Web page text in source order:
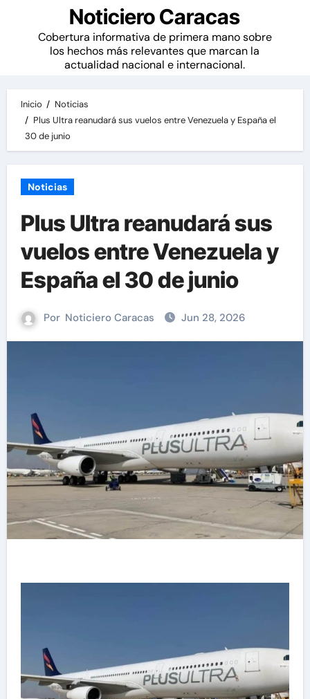
Noticiero Caracas
Cobertura informativa de primera mano sobre
los hechos más relevantes que marcan la
actualidad nacional e internacional.
Inicio
Noticias
Plus Ultra reanudará sus vuelos entre Venezuela y España el
30 de junio
Noticias
Plus Ultra reanudará sus
vuelos entre Venezuela y
España el 30 de junio
Por Noticiero Caracas Jun 28, 2026